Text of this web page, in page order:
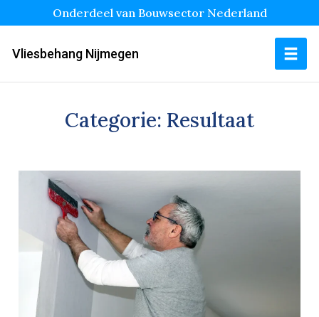
Onderdeel van Bouwsector Nederland
Vliesbehang Nijmegen
Categorie: Resultaat